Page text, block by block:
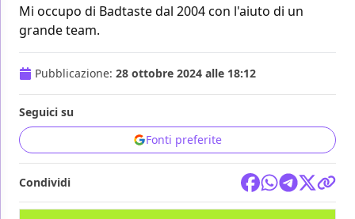
Mi occupo di Badtaste dal 2004 con l'aiuto di un
grande team.
Pubblicazione: 28 ottobre 2024 alle 18:12
Seguici su
Fonti preferite
Condividi